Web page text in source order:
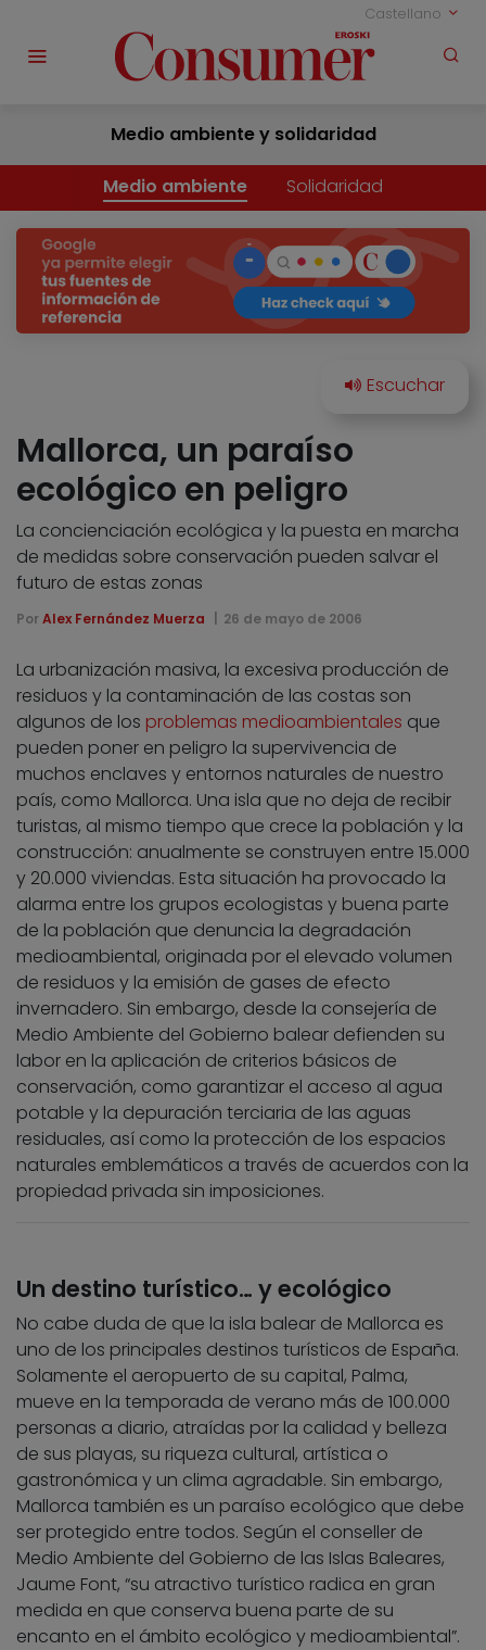
Castellano
Medio ambiente y solidaridad
Medio ambiente Solidaridad
Mallorca, un paraíso
ecológico en peligro
La concienciación ecológica y la puesta en marcha
de medidas sobre conservación pueden salvar el
futuro de estas zonas
Por Alex Fernández Muerza 26 de mayo de 2006
La urbanización masiva, la excesiva producción de
residuos y la contaminación de las costas son
algunos de los problemas medioambientales que
pueden poner en peligro la supervivencia de
muchos enclaves y entornos naturales de nuestro
país, como Mallorca. Una isla que no deja de recibir
turistas, al mismo tiempo que crece la población y la
construcción: anualmente se construyen entre 15.000
y 20.000 viviendas. Esta situación ha provocado la
alarma entre los grupos ecologistas y buena parte
de la población que denuncia la degradación
medioambiental, originada por el elevado volumen
de residuos y la emisión de gases de efecto
invernadero. Sin embargo, desde la consejería de
Medio Ambiente del Gobierno balear defienden su
labor en la aplicación de criterios básicos de
conservación, como garantizar el acceso al agua
potable y la depuración terciaria de las aguas
residuales, así como la protección de los espacios
naturales emblemáticos a través de acuerdos con la
propiedad privada sin imposiciones.
Un destino turístico… y ecológico
No cabe duda de que la isla balear de Mallorca es
uno de los principales destinos turísticos de España.
Solamente el aeropuerto de su capital, Palma,
mueve en la temporada de verano más de 100.000
personas a diario, atraídas por la calidad y belleza
de sus playas, su riqueza cultural, artística o
gastronómica y un clima agradable. Sin embargo,
Mallorca también es un paraíso ecológico que debe
ser protegido entre todos. Según el conseller de
Medio Ambiente del Gobierno de las Islas Baleares,
Jaume Font, “su atractivo turístico radica en gran
medida en que conserva buena parte de su
encanto en el ámbito ecológico y medioambiental”.